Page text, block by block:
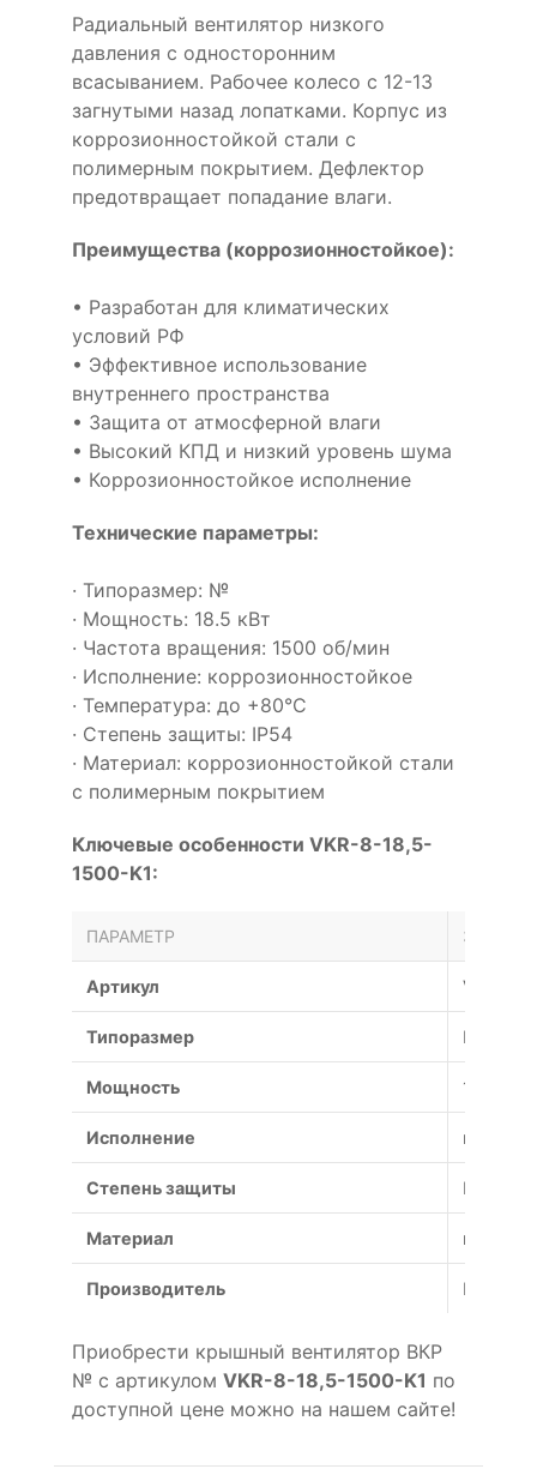
Радиальный вентилятор низкого
давления с односторонним
всасыванием. Рабочее колесо с 12-13
загнутыми назад лопатками. Корпус из
коррозионностойкой стали с
полимерным покрытием. Дефлектор
предотвращает попадание влаги.
Преимущества (коррозионностойкое):
• Разработан для климатических
условий РФ
• Эффективное использование
внутреннего пространства
• Защита от атмосферной влаги
• Высокий КПД и низкий уровень шума
• Коррозионностойкое исполнение
Технические параметры:
· Типоразмер: №
· Мощность: 18.5 кВт
· Частота вращения: 1500 об/мин
· Исполнение: коррозионностойкое
· Температура: до +80°С
· Степень защиты: IP54
· Материал: коррозионностойкой стали
с полимерным покрытием
Ключевые особенности VKR-8-18,5-
1500-K1:
ПАРАМЕТР
Артикул VKR-8-
Типоразмер №
Мощность 18.5 кВт
Исполнение
Степень защиты IP54
Материал
Производитель Россия
Приобрести крышный вентилятор ВКР
№ с артикулом VKR-8-18,5-1500-K1 по
доступной цене можно на нашем сайте!